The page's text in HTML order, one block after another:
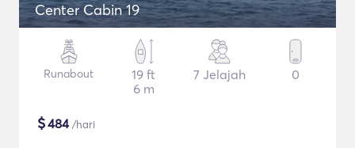
Center Cabin 19
Runabout
19 ft
6 m
7 Jelajah 0
$484/hari